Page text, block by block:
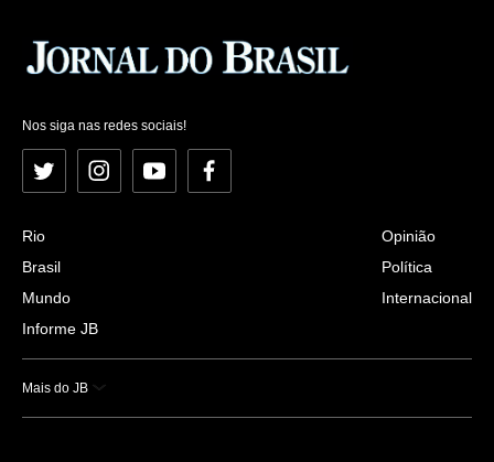
Nos siga nas redes sociais!
Twitter InstagramYouTubeFacebook
Rio
Brasil
Mundo
Informe JB
Opinião
Política
Internacional
Mais do JB
Esportes